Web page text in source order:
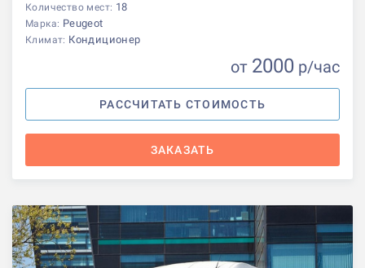
Количество мест: 18
Марка: Peugeot
Климат: Кондиционер
от 2000 р/час
РАССЧИТАТЬ СТОИМОСТЬ
ЗАКАЗАТЬ